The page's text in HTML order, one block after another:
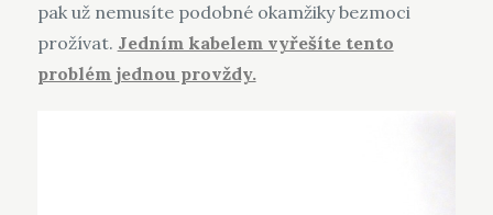
pak už nemusíte podobné okamžiky bezmoci
prožívat. Jedním kabelem vyřešíte tento
problém jednou provždy.